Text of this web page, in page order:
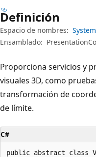
Definición
Espacio de nombres:
Ensamblado:
Proporciona servicios y
visuales 3D, como
transformación de
de límite.
C#
public abstract class